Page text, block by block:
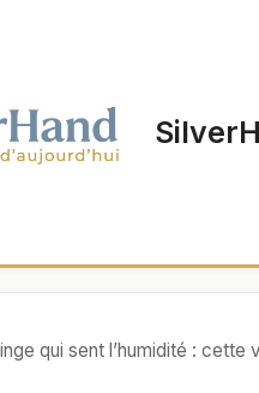
qui sent l’humidité :